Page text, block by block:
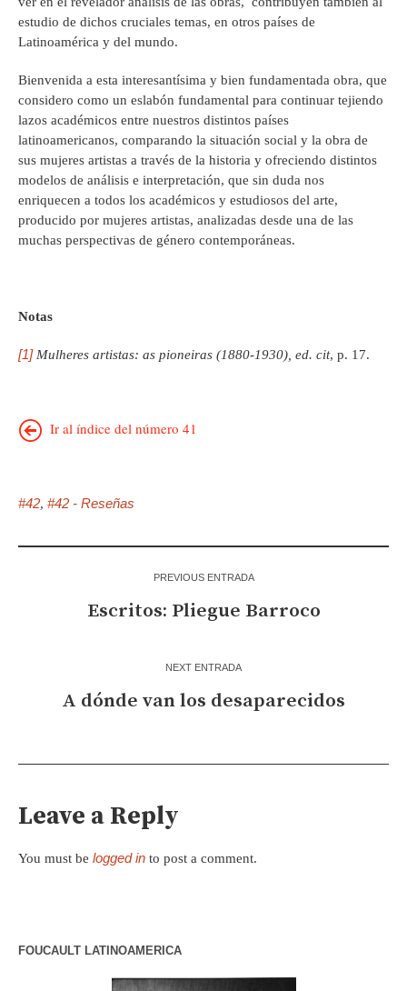
estudio de dichos cruciales temas, en otros países de
Latinoamérica y del mundo.
Bienvenida a esta interesantísima y bien fundamentada obra, que
considero como un eslabón fundamental para continuar tejiendo
lazos académicos entre nuestros distintos países
latinoamericanos, comparando la situación social y la obra de
sus mujeres artistas a través de la historia y ofreciendo distintos
modelos de análisis e interpretación, que sin duda nos
enriquecen a todos los académicos y estudiosos del arte,
producido por mujeres artistas, analizadas desde una de las
muchas perspectivas de género contemporáneas.
Notas
[1] Mulheres artistas: as pioneiras (1880-1930), ed. cit, p. 17.
Ir al índice del número 41
#42, #42 - Reseñas
PREVIOUS ENTRADA
Escritos: Pliegue Barroco
NEXT ENTRADA
A dónde van los desaparecidos
Leave a Reply
You must be logged in to post a comment.
FOUCAULT LATINOAMERICA